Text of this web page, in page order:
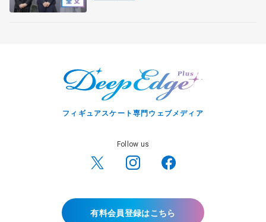
フィギュアスケート専門ウェブメディア
Follow us
有料会員登録はこちら